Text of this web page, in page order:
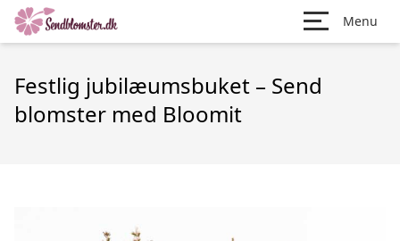
Menu
Festlig jubilæumsbuket – Send
blomster med Bloomit